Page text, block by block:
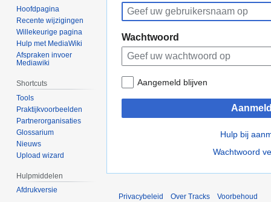
navigatie
springen
zoeken
springen
Wachtwoord
Aangemeld blijven
Hulp bij
Wachtwoord
Hoofdpagina
Recente wijzigingen
Willekeurige pagina
Hulp met MediaWiki
Afspraken invoer
Mediawiki
Shortcuts
Tools
Praktijkvoorbeelden
Partnerorganisaties
Glossarium
Nieuws
Upload wizard
Hulpmiddelen
Afdrukversie
Privacybeleid Over Tracks Voorbehoud